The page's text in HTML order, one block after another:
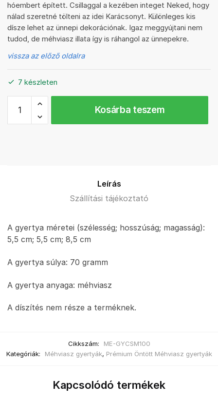
hóembert épített. Csillaggal a kezében integet Neked, hogy
nálad szeretné tölteni az idei Karácsonyt. Különleges kis
dísze lehet az ünnepi dekorációnak. Igaz meggyújtani nem
tudod, de méhviasz illata így is ráhangol az ünnepekre.
vissza az előző oldalra
7 készleten
maci
méhviasz
Kosárba teszem
Leírás
Szállítási tájékoztató
A gyertya méretei (szélesség; hosszúság; magasság):
5,5 cm; 5,5 cm; 8,5 cm
A gyertya súlya: 70 gramm
A gyertya anyaga: méhviasz
A díszítés nem része a terméknek.
Cikkszám:
ME-GYCSM100
Kategóriák:
Méhviasz gyertyák, Prémium Öntött Méhviasz gyertyák
Kapcsolódó termékek